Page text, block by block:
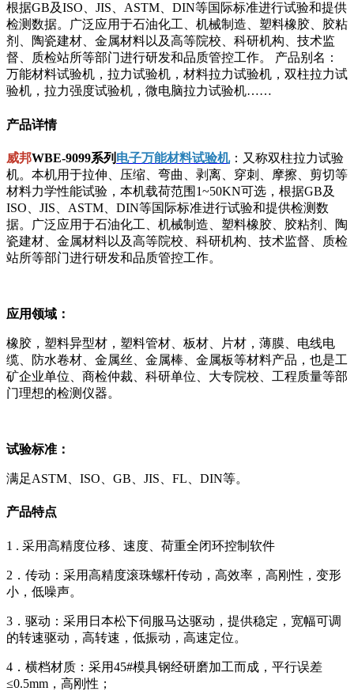
根据GB及ISO、JIS、ASTM、DIN等国际标准进行试验和提供
检测数据。广泛应用于石油化工、机械制造、塑料橡胶、胶粘
剂、陶瓷建材、金属材料以及高等院校、科研机构、技术监
督、质检站所等部门进行研发和品质管控工作。 产品别名：
万能材料试验机，拉力试验机，材料拉力试验机，双柱拉力试
验机，拉力强度试验机，微电脑拉力试验机……
产品详情
威邦WBE-9099系列 电子万能材料试验机：又称双柱拉力试验
机。本机用于拉伸、压缩、弯曲、剥离、穿刺、摩擦、剪切等
材料力学性能试验，本机载荷范围1~50KN可选，根据GB及
ISO、JIS、ASTM、DIN等国际标准进行试验和提供检测数
据。广泛应用于石油化工、机械制造、塑料橡胶、胶粘剂、陶
瓷建材、金属材料以及高等院校、科研机构、技术监督、质检
站所等部门进行研发和品质管控工作。
应用领域：
橡胶，塑料异型材，塑料管材、板材、片材，薄膜、电线电
缆、防水卷材、金属丝、金属棒、金属板等材料产品，也是工
矿企业单位、商检仲裁、科研单位、大专院校、工程质量等部
门理想的检测仪器。
试验标准：
满足ASTM、ISO、GB、JIS、FL、DIN等。
产品特点
1 . 采用高精度位移、速度、荷重全闭环控制软件
2．传动：采用高精度滚珠螺杆传动，高效率，高刚性，变形
小，低噪声。
3．驱动：采用日本松下伺服马达驱动，提供稳定，宽幅可调
的转速驱动，高转速，低振动，高速定位。
4．横档材质：采用45#模具钢经研磨加工而成，平行误差
≤0.5mm，高刚性；